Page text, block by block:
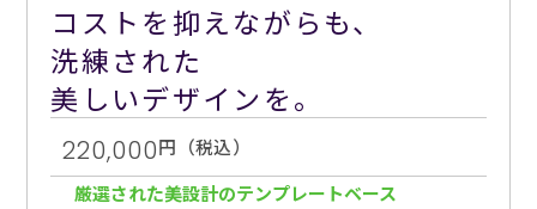
コストを抑えながらも、
洗練された
美しいデザインを。
220,000円（税込）
厳選された美設計のテンプレートベース